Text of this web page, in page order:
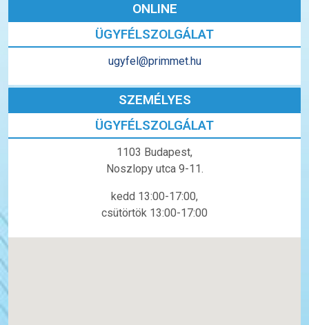
ONLINE
ÜGYFÉLSZOLGÁLAT
ugyfel@primmet.hu
SZEMÉLYES
ÜGYFÉLSZOLGÁLAT
1103 Budapest,
Noszlopy utca 9-11.
kedd 13:00-17:00,
csütörtök 13:00-17:00